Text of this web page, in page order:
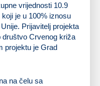
vrijednosti 10.9
je u 100% iznosu
Prijavitelj projekta
Crvenog križa
projektu je Grad
na čelu sa